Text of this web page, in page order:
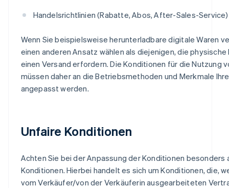
Handelsrichtlinien (Rabatte, Abos, After-Sales-Service)
Wenn Sie beispielsweise herunterladbare digitale Waren
einen anderen Ansatz wählen als diejenigen, die
einen Versand erfordern. Die Konditionen für die Nutzung
müssen daher an die Betriebsmethoden und Merkmale
angepasst werden.
Unfaire Konditionen
Achten Sie bei der Anpassung der Konditionen besonders
Konditionen. Hierbei handelt es sich um Konditionen, die,
vom Verkäufer/von der Verkäuferin ausgearbeiteten